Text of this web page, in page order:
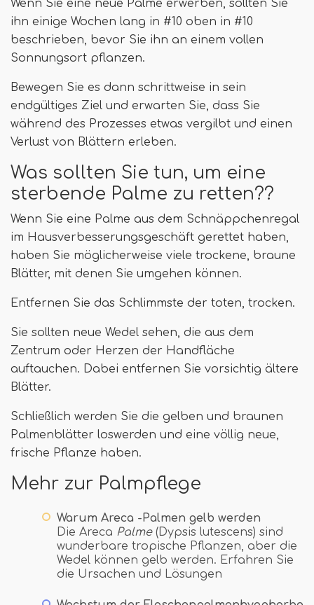
Wenn Sie eine neue Palme erwerben, sollten Sie
ihn einige Wochen lang in #10 oben in #10
beschrieben, bevor Sie ihn an einem vollen
Sonnungsort pflanzen.
Bewegen Sie es dann schrittweise in sein
endgültiges Ziel und erwarten Sie, dass Sie
während des Prozesses etwas vergilbt und einen
Verlust von Blättern erleben.
Was sollten Sie tun, um eine
sterbende Palme zu retten??
Wenn Sie eine Palme aus dem Schnäppchenregal
im Hausverbesserungsgeschäft gerettet haben,
haben Sie möglicherweise viele trockene, braune
Blätter, mit denen Sie umgehen können.
Entfernen Sie das Schlimmste der toten, trocken.
Sie sollten neue Wedel sehen, die aus dem
Zentrum oder Herzen der Handfläche
auftauchen. Dabei entfernen Sie vorsichtig ältere
Blätter.
Schließlich werden Sie die gelben und braunen
Palmenblätter loswerden und eine völlig neue,
frische Pflanze haben.
Mehr zur Palmpflege
Warum Areca -Palmen gelb werden
Die Areca Palme(Dypsis lutescens) sind
wunderbare tropische Pflanzen, aber die
Wedel können gelb werden. Erfahren Sie
die Ursachen und Lösungen